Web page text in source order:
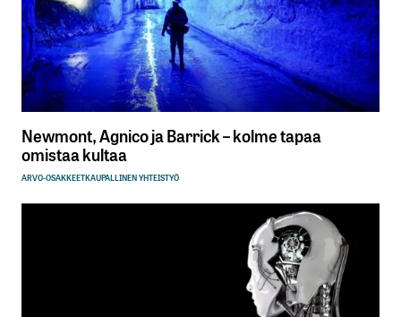
Newmont, Agnico ja Barrick – kolme tapaa
omistaa kultaa
ARVO-OSAKKEETKAUPALLINEN YHTEISTYÖ